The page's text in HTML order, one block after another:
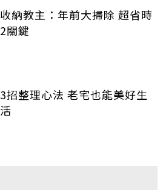
收納教主：年前大掃除 超省時
2關鍵
3招整理心法 老宅也能美好生
活